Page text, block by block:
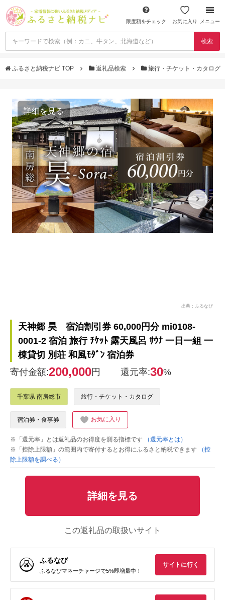
限度額をチェック お気に入り メニュー
検索
ふるさと納税ナビ TOP 返礼品検索 旅行・チケット・カタログ
詳細を見る
出典：ふるなび
天神郷 昊 宿泊割引券 60,000円分 mi0108-
0001-2 宿泊 旅行 ﾁｹｯﾄ 露天風呂 ｻｳﾅ 一日一組 一
棟貸切 別荘 和風ﾓﾀﾞﾝ 宿泊券
寄付金額:200,000円 還元率:30%
千葉県 南房総市 旅行・チケット・カタログ
宿泊券・食事券 お気に入り
※「還元率」とは返礼品のお得度を測る指標です
（還元率とは）
※「控除上限額」の範囲内で寄付するとお得にふるさと納税できます
（控
除上限額を調べる）
詳細を見る
この返礼品の取扱いサイト
ふるなび
ふるなびマネーチャージで5%即増量中！
サイトに行く